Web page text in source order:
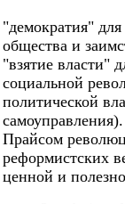
"демократия"
общества и
"взятие власти"
социальной
политической
Прайсом
реформистских
ценной и